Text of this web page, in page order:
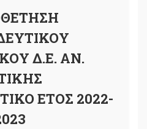
Δ.Ε. ΑΝ.
ΕΤΟΣ 2022-